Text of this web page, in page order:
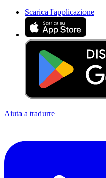
Scarica l'applicazione
Aiuta a tradurre